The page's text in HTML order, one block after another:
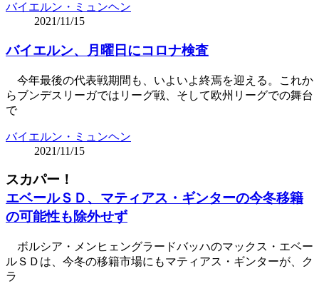
バイエルン・ミュンヘン
2021/11/15
バイエルン、月曜日にコロナ検査
今年最後の代表戦期間も、いよいよ終焉を迎える。これか
らブンデスリーガではリーグ戦、そして欧州リーグでの舞台
で
バイエルン・ミュンヘン
2021/11/15
スカパー！
エベールＳＤ、マティアス・ギンターの今冬移籍
の可能性も除外せず
ボルシア・メンヒェングラードバッハのマックス・エベー
ルＳＤは、今冬の移籍市場にもマティアス・ギンターが、ク
ラ